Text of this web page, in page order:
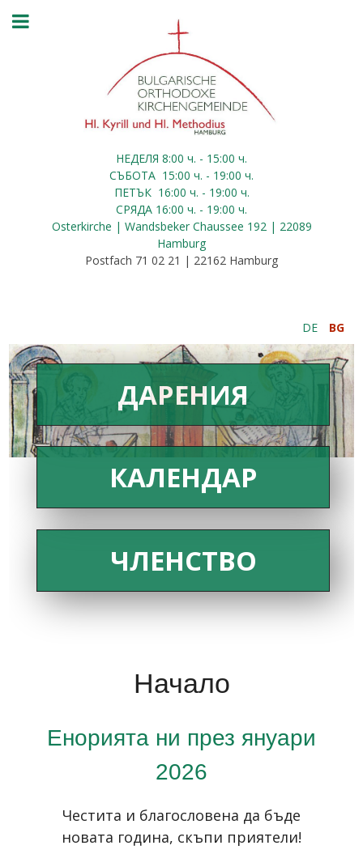
НЕДЕЛЯ 8:00 ч. - 15:00 ч.
СЪБОТА 15:00 ч. - 19:00 ч.
ПЕТЪК 16:00 ч. - 19:00 ч.
СРЯДА 16:00 ч. - 19:00 ч.
Osterkirche | Wandsbeker Chaussee 192 | 22089
Hamburg
Postfach 71 02 21 | 22162 Hamburg
DE BG
ДАРЕНИЯ
КАЛЕНДАР
ЧЛЕНСТВО
Начало
Енорията ни през януари
2026
Честита и благословена да бъде
новата година, скъпи приятели!